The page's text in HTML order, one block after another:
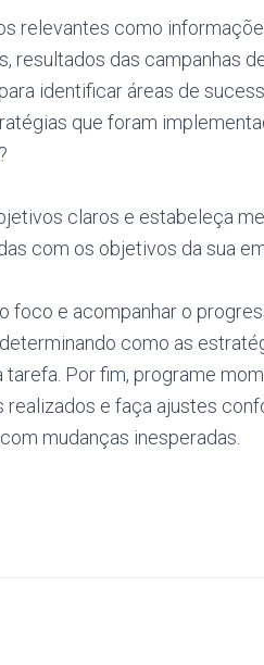
relevantes como
resultados das campanhas
identificar áreas de
que foram
claros e estabeleça
com os objetivos da sua
foco e acompanhar o
como as
Por fim, programe
realizados e faça ajustes
mudanças inesperadas.